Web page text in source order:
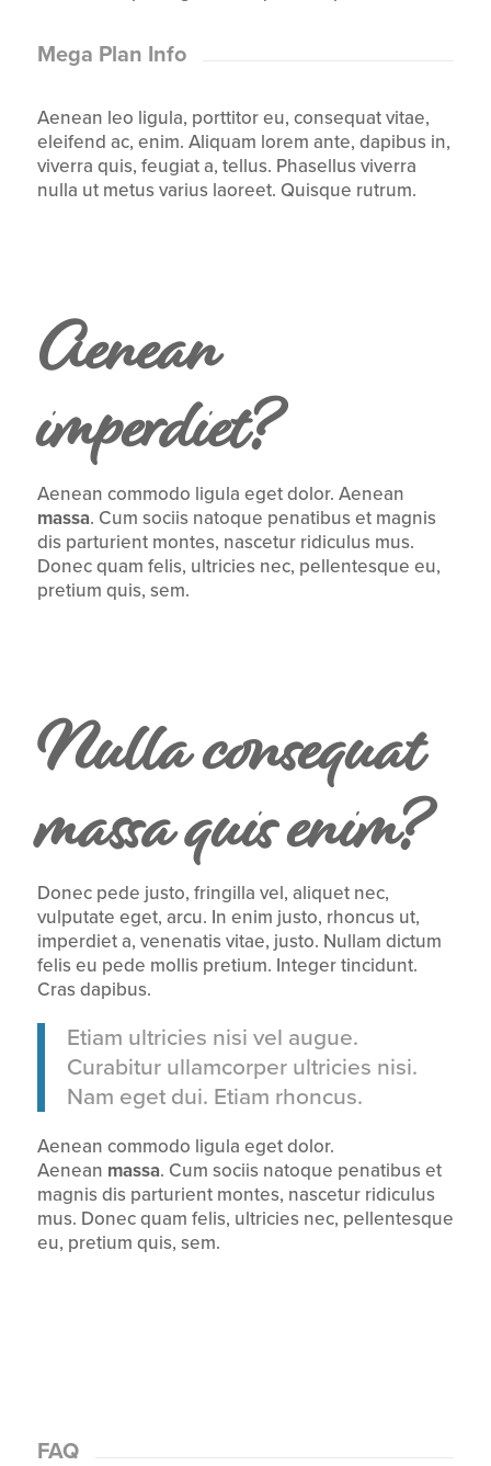
Mega Plan Info
Aenean leo ligula, porttitor eu, consequat vitae,
eleifend ac, enim. Aliquam lorem ante, dapibus in,
viverra quis, feugiat a, tellus. Phasellus viverra
nulla ut metus varius laoreet. Quisque rutrum.
Aenean
imperdiet?
Aenean commodo ligula eget dolor. Aenean
massa. Cum sociis natoque penatibus et magnis
dis parturient montes, nascetur ridiculus mus.
Donec quam felis, ultricies nec, pellentesque eu,
pretium quis, sem.
Nulla consequat
massa quis enim?
Donec pede justo, fringilla vel, aliquet nec,
vulputate eget, arcu. In enim justo, rhoncus ut,
imperdiet a, venenatis vitae, justo. Nullam dictum
felis eu pede mollis pretium. Integer tincidunt.
Cras dapibus.
Etiam ultricies nisi vel augue.
Curabitur ullamcorper ultricies nisi.
Nam eget dui. Etiam rhoncus.
Aenean commodo ligula eget dolor.
Aenean massa. Cum sociis natoque penatibus et
magnis dis parturient montes, nascetur ridiculus
mus. Donec quam felis, ultricies nec, pellentesque
eu, pretium quis, sem.
FAQ